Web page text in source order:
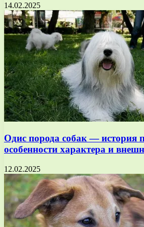
14.02.2025
Одис порода собак — история
особенности характера и
12.02.2025